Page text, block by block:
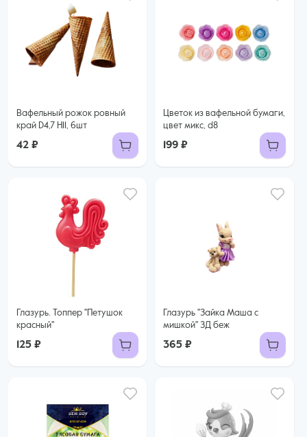
Вафельный рожок ровный
край D4,7 H11, 6шт
42 ₽
Цветок из вафельной бумаги,
цвет микс, d8
199 ₽
Глазурь. Топпер "Петушок
красный"
125 ₽
Глазурь "Зайка Маша с
мишкой" ЗД беж
365 ₽